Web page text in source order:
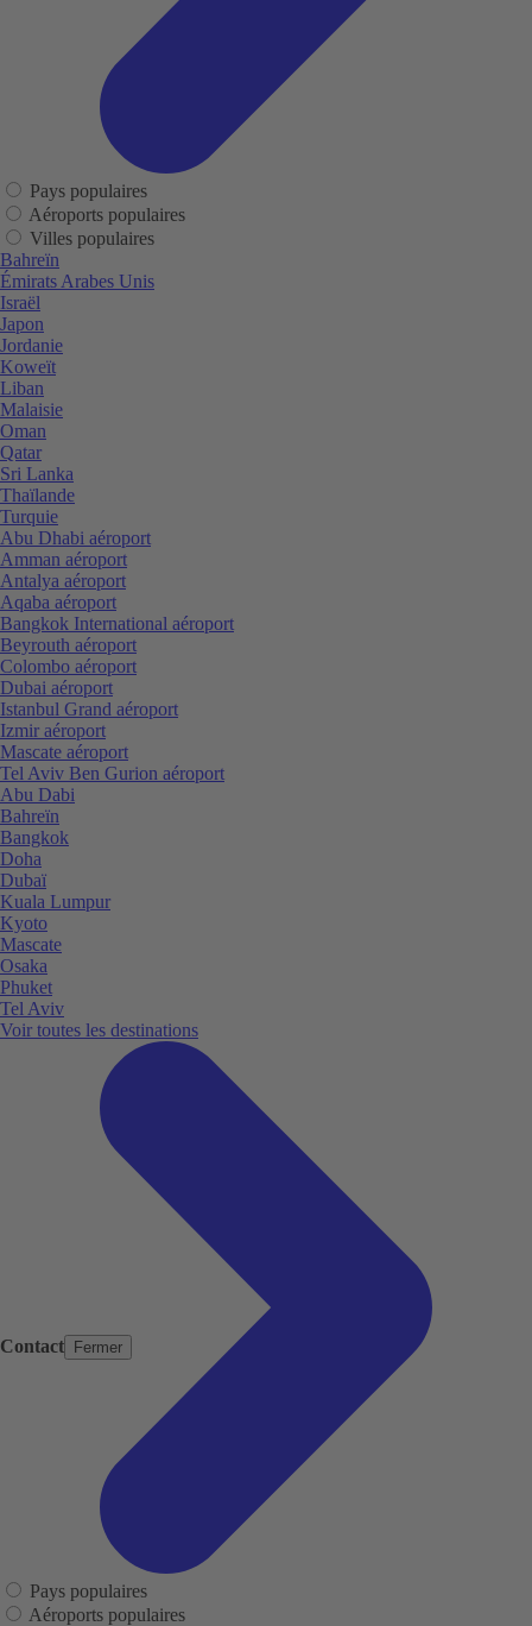
Contact Fermer
Pays populaires
Aéroports populaires
Villes populaires
Bahreïn
Émirats Arabes Unis
Israël
Japon
Jordanie
Koweït
Liban
Malaisie
Oman
Qatar
Sri Lanka
Thaïlande
Turquie
Abu Dhabi aéroport
Amman aéroport
Antalya aéroport
Aqaba aéroport
Bangkok International aéroport
Beyrouth aéroport
Colombo aéroport
Dubai aéroport
Istanbul Grand aéroport
Izmir aéroport
Mascate aéroport
Tel Aviv Ben Gurion aéroport
Abu Dabi
Bahreïn
Bangkok
Doha
Dubaï
Kuala Lumpur
Kyoto
Mascate
Osaka
Phuket
Tel Aviv
Voir toutes les destinations
Pays populaires
Aéroports populaires